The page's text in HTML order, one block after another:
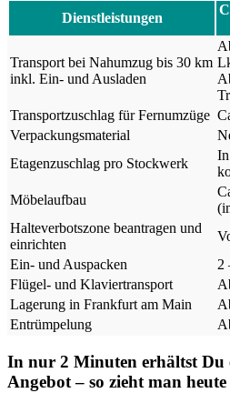
Dienstleistungen
Transport bei Nahumzug bis 30 km
inkl. Ein- und Ausladen
Transportzuschlag für Fernumzüge
Verpackungsmaterial
Etagenzuschlag pro Stockwerk
Möbelaufbau
Halteverbotszone beantragen und
einrichten
Ein- und Auspacken
2
Flügel- und Klaviertransport
Lagerung in Frankfurt am Main
Entrümpelung
In nur 2 Minuten erhältst Du
Angebot – so zieht man